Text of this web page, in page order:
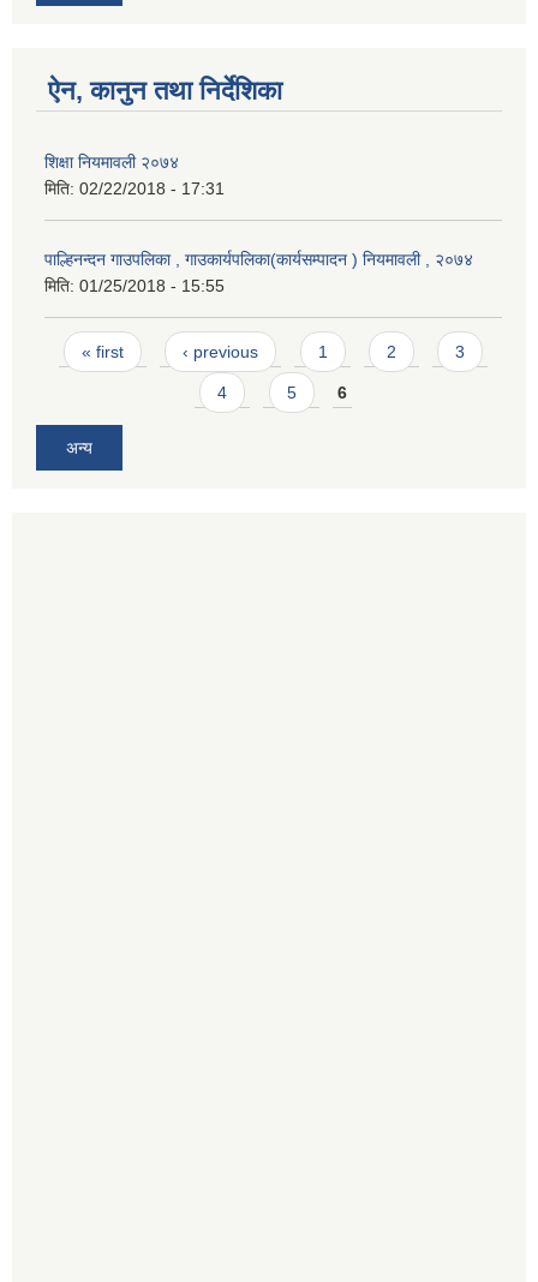
ऐन, कानुन तथा निर्देशिका
शिक्षा नियमावली २०७४
मिति: 02/22/2018 - 17:31
पाल्हिनन्दन गाउपलिका , गाउकार्यपलिका(कार्यसम्पादन ) नियमावली , २०७४
मिति: 01/25/2018 - 15:55
Pages
« first ‹ previous 1 2 3
4 5 6
अन्य